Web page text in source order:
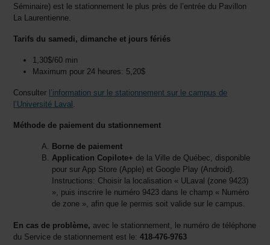
Séminaire) est le stationnement le plus près de l’entrée du Pavillon
La Laurentienne.
Tarifs du samedi, dimanche et jours fériés
1,30$/60 min
Maximum pour 24 heures: 5,20$
Consulter l’information sur le stationnement sur le campus de
l’Université Laval .
Méthode de paiement du stationnement
Borne de paiement
Application Copilote+ de la Ville de Québec, disponible
pour sur App Store (Apple) et Google Play (Android).
Instructions: Choisir la localisation « ULaval (zone 9423)
», puis inscrire le numéro 9423 dans le champ « Numéro
de zone », afin que le permis soit valide sur le campus.
En cas de problème, avec le stationnement, le numéro de téléphone
du Service de stationnement est le:418-476-9763